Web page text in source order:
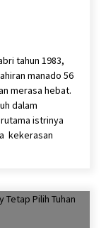
tahun 1983,
manado 56
merasa hebat.
dalam
istrinya
kekerasan